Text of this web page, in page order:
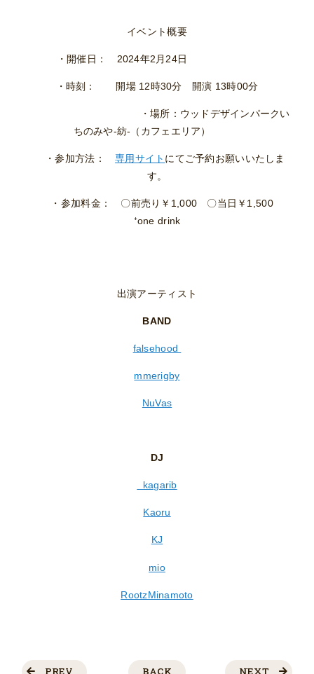
イベント概要
・開催日： 2024年2月24日
・時刻： 開場 12時30分 開演 13時00分
・場所：ウッドデザインパークい
ちのみや-紡-（カフェエリア）
・参加方法：専用サイト にてご予約お願いいたしま
す。
・参加料金： 〇前売り￥1,000 〇当日￥1,500
⁺one drink
出演アーティスト
BAND
falsehood
mmerigby
NuVas
DJ
kagarib
Kaoru
KJ
mio
RootzMinamoto
NEXT
BACK
PREV